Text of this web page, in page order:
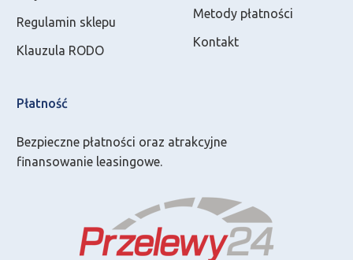
Regulamin sklepu
Klauzula RODO
Metody płatności
Kontakt
Płatność
Bezpieczne płatności oraz atrakcyjne
finansowanie leasingowe.